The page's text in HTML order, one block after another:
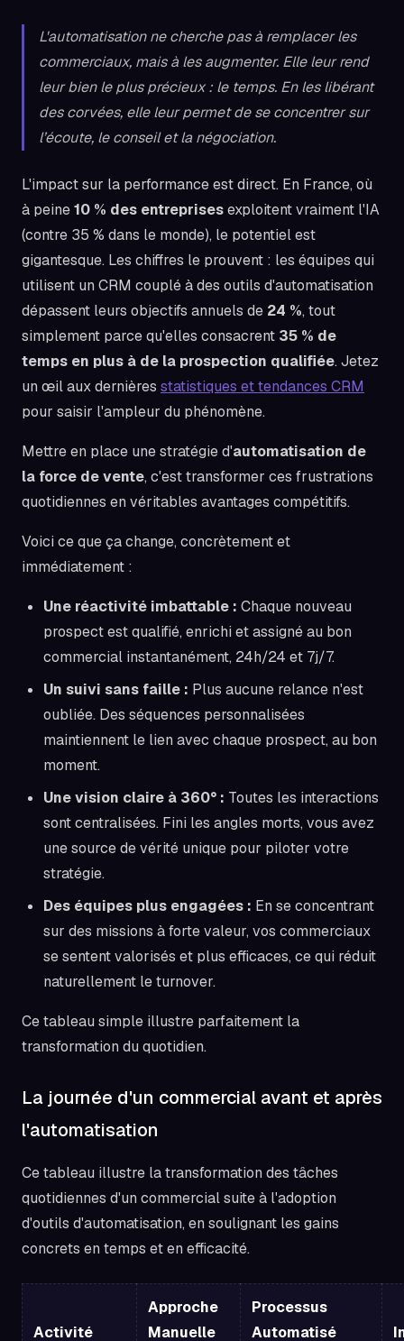
L'automatisation ne cherche pas à remplacer les
commerciaux, mais à les augmenter. Elle leur rend
leur bien le plus précieux : le temps. En les libérant
des corvées, elle leur permet de se concentrer sur
l’écoute, le conseil et la négociation.
L'impact sur la performance est direct. En France, où
à peine10 % des entreprisesexploitent vraiment l'IA
(contre 35 % dans le monde), le potentiel est
gigantesque. Les chiffres le prouvent : les équipes qui
utilisent un CRM couplé à des outils d'automatisation
dépassent leurs objectifs annuels de 24 %, tout
simplement parce qu'elles consacrent 35 % de
temps en plus à de la prospection qualifiée. Jetez
un œil aux dernières statistiques et tendances CRM
pour saisir l'ampleur du phénomène.
Mettre en place une stratégie d'automatisation de
la force de vente, c'est transformer ces frustrations
quotidiennes en véritables avantages compétitifs.
Voici ce que ça change, concrètement et
immédiatement :
Une réactivité imbattable : Chaque nouveau
prospect est qualifié, enrichi et assigné au bon
commercial instantanément, 24h/24 et 7j/7.
Un suivi sans faille : Plus aucune relance n'est
oubliée. Des séquences personnalisées
maintiennent le lien avec chaque prospect, au bon
moment.
Une vision claire à 360° : Toutes les interactions
sont centralisées. Fini les angles morts, vous avez
une source de vérité unique pour piloter votre
stratégie.
Des équipes plus engagées : En se concentrant
sur des missions à forte valeur, vos commerciaux
se sentent valorisés et plus efficaces, ce qui réduit
naturellement le turnover.
Ce tableau simple illustre parfaitement la
transformation du quotidien.
La journée d'un commercial avant et après
l'automatisation
Ce tableau illustre la transformation des tâches
quotidiennes d'un commercial suite à l'adoption
d'outils d'automatisation, en soulignant les gains
concrets en temps et en efficacité.
Activité
Approche
Manuelle
Processus
Automatisé